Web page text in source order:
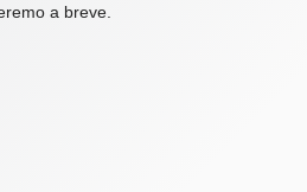
a breve.